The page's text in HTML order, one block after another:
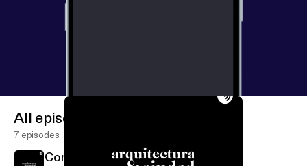
All episodes
7 episodes
Conversación entre amigxs